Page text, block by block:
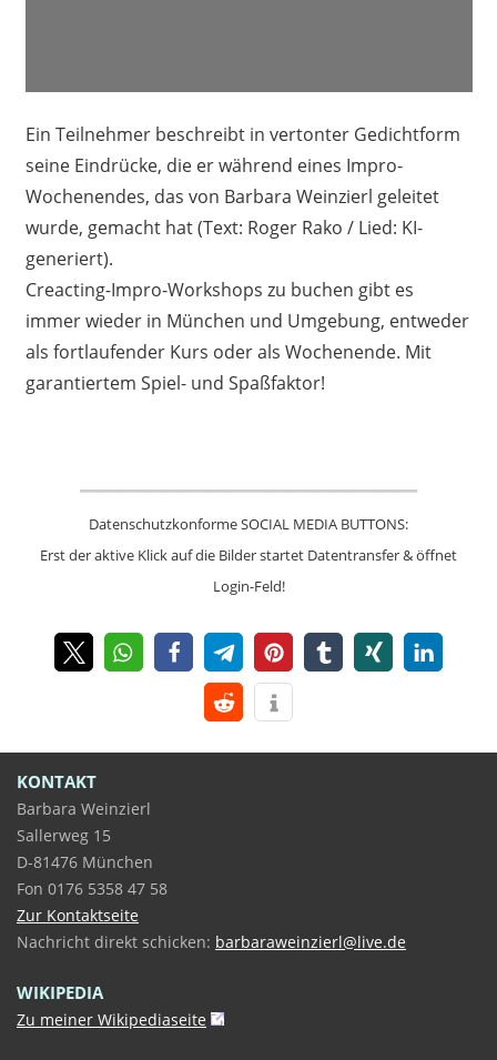
Ein Teilnehmer beschreibt in vertonter Gedichtform
seine Eindrücke, die er während eines Impro-
Wochenendes, das von Barbara Weinzierl geleitet
wurde, gemacht hat (Text: Roger Rako / Lied: KI-
generiert).
Creacting-Impro-Workshops zu buchen gibt es
immer wieder in München und Umgebung, entweder
als fortlaufender Kurs oder als Wochenende. Mit
garantiertem Spiel- und Spaßfaktor!
Datenschutzkonforme SOCIAL MEDIA BUTTONS:
Erst der aktive Klick auf die Bilder startet Datentransfer & öffnet
Login-Feld!
KONTAKT
Barbara Weinzierl
Sallerweg 15
D-81476 München
Fon 0176 5358 47 58
Zur Kontaktseite
Nachricht direkt schicken: barbaraweinzierl@live.de
WIKIPEDIA
Zu meiner Wikipediaseite